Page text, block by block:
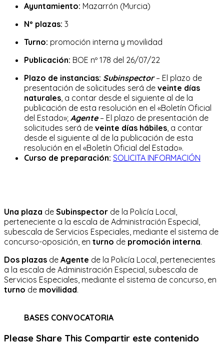
Ayuntamiento: Mazarrón (Murcia)
Nº plazas: 3
Turno: promoción interna y movilidad
Publicación: BOE nº 178 del 26/07/22
Plazo de instancias: Subinspector– El plazo de
presentación de solicitudes será de veinte días
naturales , a contar desde el siguiente al de la
publicación de esta resolución en el «Boletín Oficial
del Estado»; Agente– El plazo de presentación de
solicitudes será de veinte días hábiles , a contar
desde el siguiente al de la publicación de esta
resolución en el «Boletín Oficial del Estado».
Curso de preparación: SOLICITA INFORMACIÓN
Una plaza de Subinspector de la Policía Local,
perteneciente a la escala de Administración Especial,
subescala de Servicios Especiales, mediante el sistema de
concurso-oposición, en turno de promoción interna.
Dos plazas de Agente de la Policía Local, pertenecientes
a la escala de Administración Especial, subescala de
Servicios Especiales, mediante el sistema de concurso, en
turno de movilidad.
BASES CONVOCATORIA
Please Share This Compartir este contenido